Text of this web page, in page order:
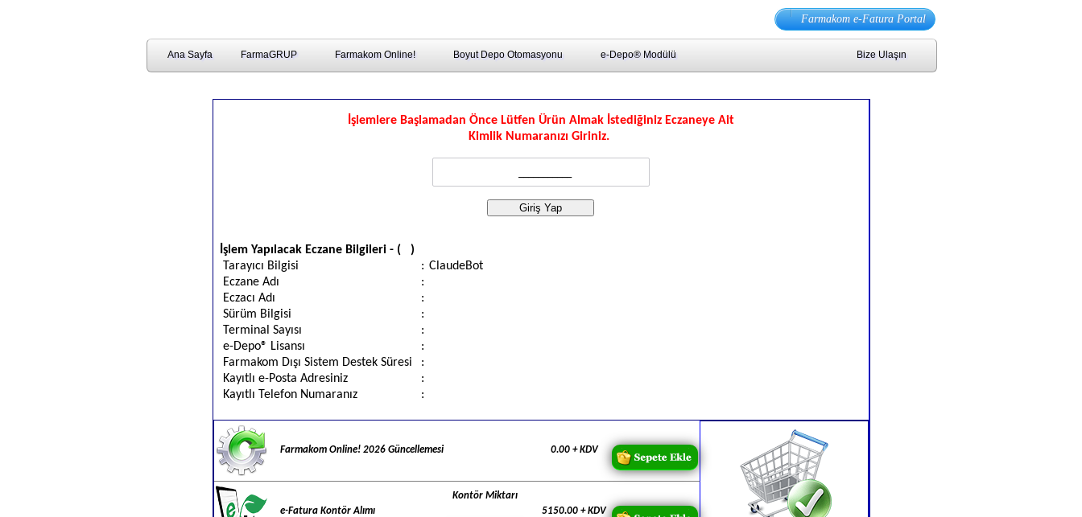
Farmakom e-Fatura Portal
Ana Sayfa FarmaGRUP Farmakom Online! Boyut Depo Otomasyonu e-Depo® Modülü Bize Ulaşın
İşlemlere Başlamadan Önce Lütfen Ürün Almak İstediğiniz Eczaneye Ait
Kimlik Numaranızı Giriniz.
İşlem Yapılacak Eczane Bilgileri - (
)
Tarayıcı Bilgisi
: ClaudeBot
Eczane Adı
:
Eczacı Adı
:
Sürüm Bilgisi
:
Terminal Sayısı
:
e-Depo® Lisansı
:
Farmakom Dışı Sistem Destek Süresi
:
Kayıtlı e-Posta Adresiniz
:
Kayıtlı Telefon Numaranız
:
Farmakom Online! 2026 Güncellemesi 0.00+ KDV
e-Fatura Kontör Alımı
Kontör Miktarı
5150.00 + KDV